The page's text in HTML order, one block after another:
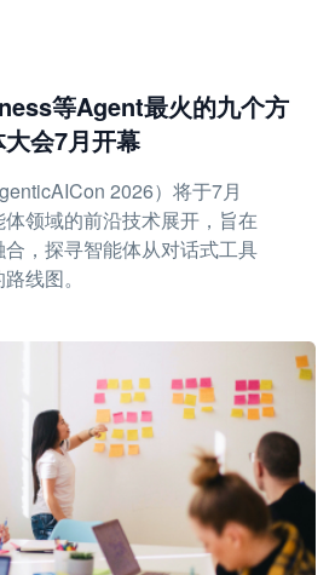
等Agent最火的九个方
会7月开幕
2026）将于7月
领域的前沿技术展开，旨在
，探寻智能体从对话式工具
线图。